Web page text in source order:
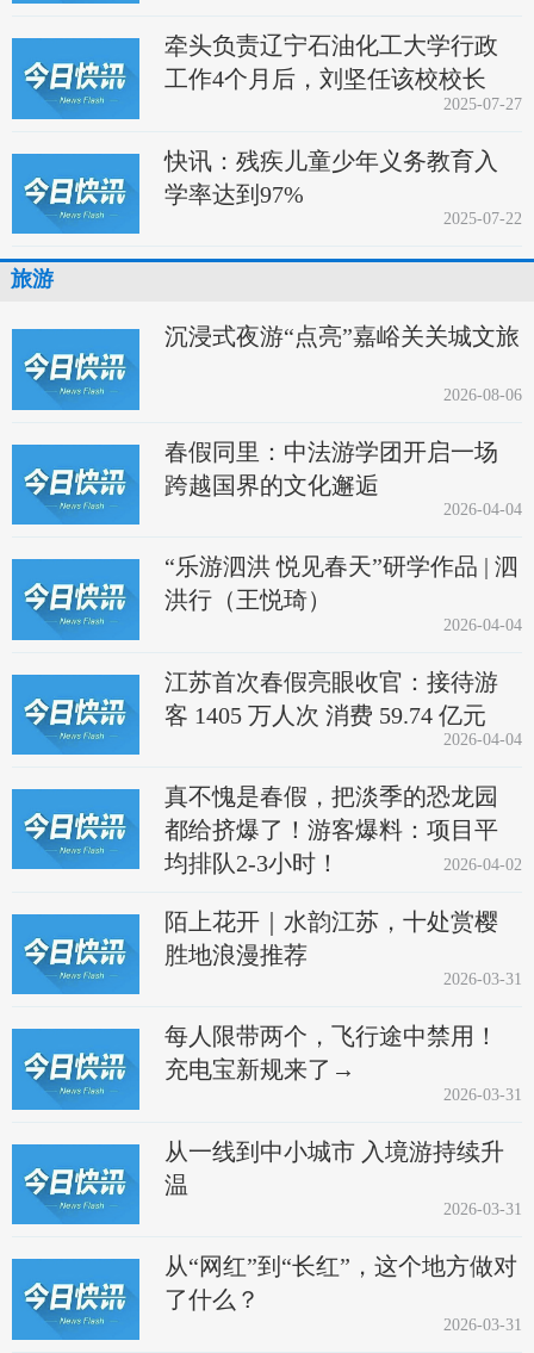
牵头负责辽宁石油化工大学行政
工作4个月后，刘坚任该校校长
2025-07-27
快讯：残疾儿童少年义务教育入
学率达到97%
2025-07-22
旅游
沉浸式夜游“点亮”嘉峪关关城文旅
2026-08-06
春假同里：中法游学团开启一场
跨越国界的文化邂逅
2026-04-04
“乐游泗洪 悦见春天”研学作品 | 泗
洪行（王悦琦）
2026-04-04
江苏首次春假亮眼收官：接待游
客 1405 万人次 消费 59.74 亿元
2026-04-04
真不愧是春假，把淡季的恐龙园
都给挤爆了！游客爆料：项目平
均排队2-3小时！
2026-04-02
陌上花开｜水韵江苏，十处赏樱
胜地浪漫推荐
2026-03-31
每人限带两个，飞行途中禁用！
充电宝新规来了→
2026-03-31
从一线到中小城市 入境游持续升
温
2026-03-31
从“网红”到“长红”，这个地方做对
了什么？
2026-03-31